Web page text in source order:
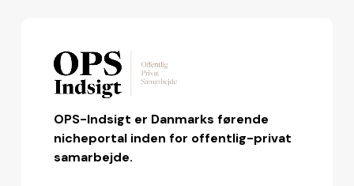
OPS-Indsigt er Danmarks førende
nicheportal inden for offentlig-privat
samarbejde.